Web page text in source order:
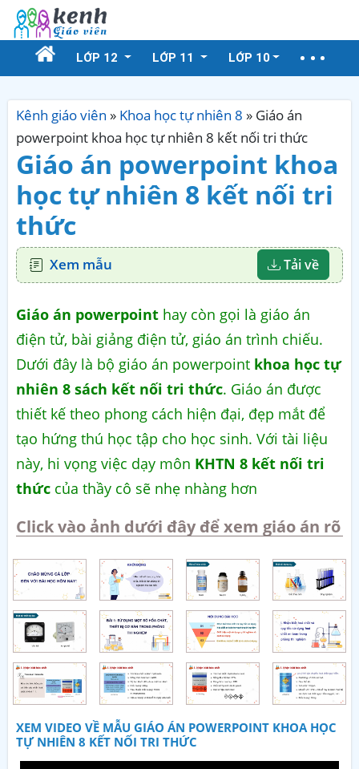
LỚP 12 LỚP 11 LỚP 10
Kênh giáo viên » Khoa học tự nhiên 8 » Giáo án
powerpoint khoa học tự nhiên 8 kết nối tri thức
Giáo án powerpoint khoa
học tự nhiên 8 kết nối tri
thức
Xem mẫu Tải về
Giáo án powerpoint hay còn gọi là giáo án
điện tử, bài giảng điện tử, giáo án trình chiếu.
Dưới đây là bộ giáo án powerpoint khoa học tự
nhiên 8 sách kết nối tri thức. Giáo án được
thiết kế theo phong cách hiện đại, đẹp mắt để
tạo hứng thú học tập cho học sinh. Với tài liệu
này, hi vọng việc dạy môn KHTN 8 kết nối tri
thức của thầy cô sẽ nhẹ nhàng hơn
Click vào ảnh dưới đây để xem giáo án rõ
XEM VIDEO VỀ MẪU GIÁO ÁN POWERPOINT KHOA HỌC
TỰ NHIÊN 8 KẾT NỐI TRI THỨC